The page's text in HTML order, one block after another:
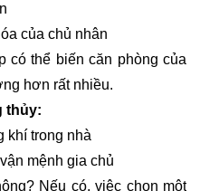
của chủ nhân
có thể biến căn phòng của
hơn rất nhiều.
thủy:
khí trong nhà
mệnh gia chủ
Nếu có, việc chọn một